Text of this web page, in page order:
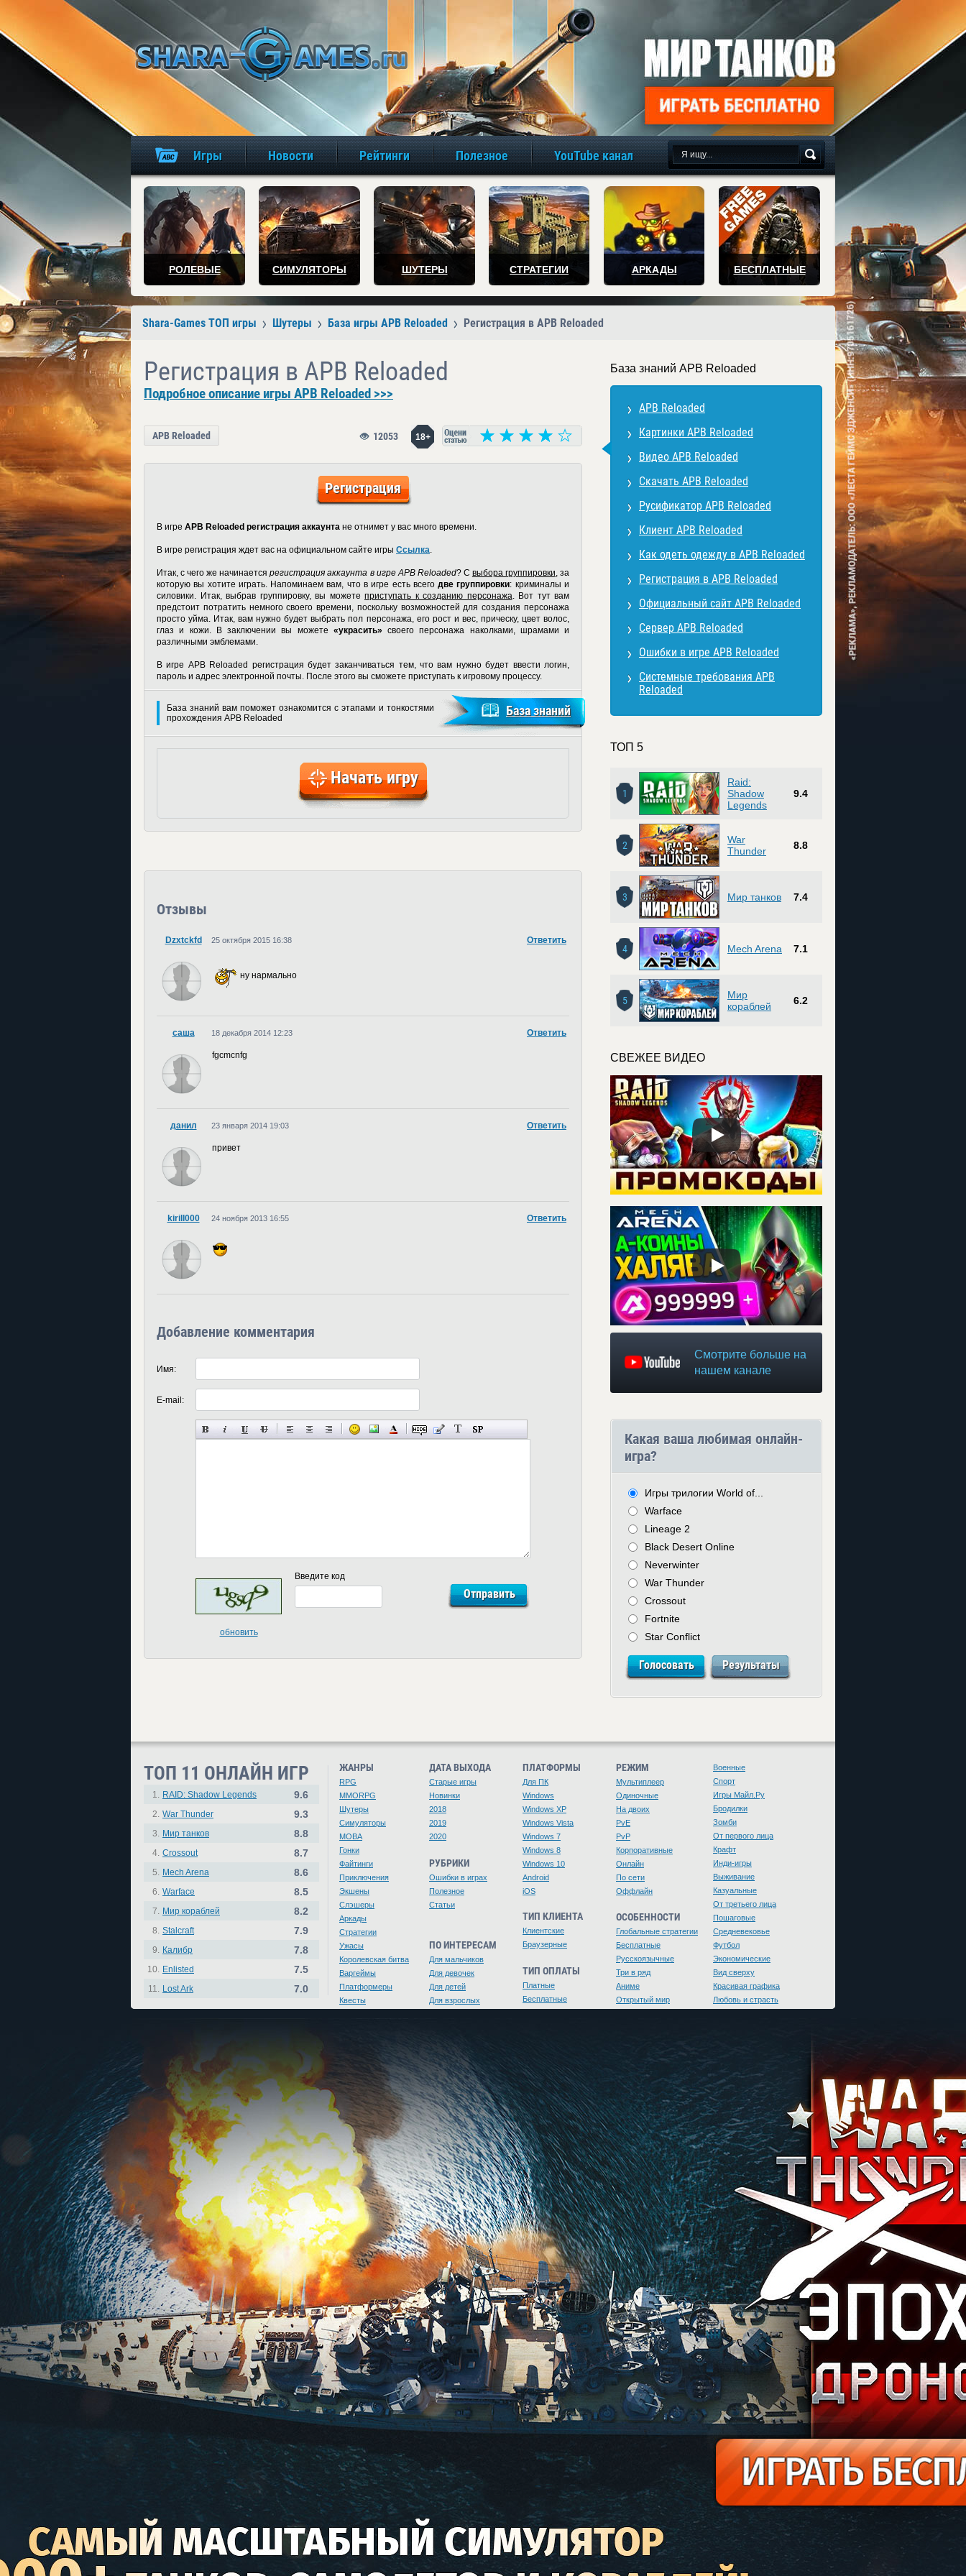
игры онлайн бесплатно
Игры Новости Рейтинги Полезное YouTube канал
РОЛЕВЫЕ СИМУЛЯТОРЫ ШУТЕРЫ СТРАТЕГИИ АРКАДЫ БЕСПЛАТНЫЕ
Shara-Games ТОП игры Шутеры База игры APB Reloaded Регистрация в APB Reloaded
Регистрация в APB Reloaded
Подробное описание игры APB Reloaded >>>
APB Reloaded 18+
12053
Регистрация
В игре APB Reloaded регистрация аккаунта не отнимет у вас много времени.
В игре регистрация ждет вас на официальном сайте игры Ссылка.
Итак, с чего же начинаетсярегистрация аккаунта в игре APB Reloaded? С выбора группировки, за
которую вы хотите играть. Напоминаем вам, что в игре есть всегодве группировки: криминалы и
силовики. Итак, выбрав группировку, вы можете приступать к созданию персонажа. Вот тут вам
предстоит потратить немного своего времени, поскольку возможностей для создания персонажа
просто уйма. Итак, вам нужно будет выбрать пол персонажа, его рост и вес, прическу, цвет волос,
глаз и кожи. В заключении вы можете «украсить» своего персонажа наколками, шрамами и
различными эмблемами.
В игре APB Reloaded регистрация будет заканчиваться тем, что вам нужно будет ввести логин,
пароль и адрес электронной почты. После этого вы сможете приступать к игровому процессу.
База знаний вам поможет ознакомится с этапами и тонкостями
прохождения APB Reloaded
База знаний
Начать игру
Отзывы
Dzxtckfd Ответить
25 октября 2015 16:38
ну нармально
саша Ответить
18 декабря 2014 12:23
fgcmcnfg
данил Ответить
23 января 2014 19:03
привет
kirill000 Ответить
24 ноября 2013 16:55
Добавление комментария
Имя:
E-mail:
обновить
Введите код
База знаний APB Reloaded
APB Reloaded
Картинки APB Reloaded
Видео APB Reloaded
Скачать APB Reloaded
Русификатор APB Reloaded
Клиент APB Reloaded
Как одеть одежду в APB Reloaded
Регистрация в APB Reloaded
Официальный сайт APB Reloaded
Сервер APB Reloaded
Ошибки в игре APB Reloaded
Системные требования APB
Reloaded
ТОП 5
1
Raid:
Shadow
Legends
9.4
2
War
Thunder
8.8
3 Мир танков 7.4
4 Mech Arena 7.1
5
Мир
кораблей
6.2
СВЕЖЕЕ ВИДЕО
Смотрите больше на
нашем канале
Какая ваша любимая онлайн-
игра?
Игры трилогии World of...
Warface
Lineage 2
Black Desert Online
Neverwinter
War Thunder
Crossout
Fortnite
Star Conflict
ТОП 11 ОНЛАЙН ИГР
1. RAID: Shadow Legends 9.6
2. War Thunder 9.3
3. Мир танков 8.8
4. Crossout 8.7
5. Mech Arena 8.6
6. Warface 8.5
7. Мир кораблей 8.2
8. Stalcraft 7.9
9. Калибр 7.8
10. Enlisted 7.5
11. Lost Ark 7.0
ЖАНРЫ
RPG
MMORPG
Шутеры
Симуляторы
MOBA
Гонки
Файтинги
Приключения
Экшены
Слэшеры
Аркады
Стратегии
Ужасы
Королевская битва
Варгеймы
Платформеры
Квесты
ДАТА ВЫХОДА
Старые игры
Новинки
2018
2019
2020
РУБРИКИ
Ошибки в играх
Полезное
Статьи
ПО ИНТЕРЕСАМ
Для мальчиков
Для девочек
Для детей
Для взрослых
ПЛАТФОРМЫ
Для ПК
Windows
Windows XP
Windows Vista
Windows 7
Windows 8
Windows 10
Android
iOS
ТИП КЛИЕНТА
Клиентские
Браузерные
ТИП ОПЛАТЫ
Платные
Бесплатные
РЕЖИМ
Мультиплеер
Одиночные
На двоих
PvE
PvP
Корпоративные
Онлайн
По сети
Оффлайн
ОСОБЕННОСТИ
Глобальные стратегии
Бесплатные
Русскоязычные
Три в ряд
Аниме
Открытый мир
Военные
Спорт
Игры Майл.Ру
Бродилки
Зомби
От первого лица
Крафт
Инди-игры
Выживание
Казуальные
От третьего лица
Пошаговые
Средневековье
Футбол
Экономические
Вид сверху
Красивая графика
Любовь и страсть